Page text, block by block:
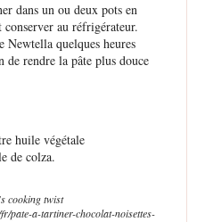
dans un ou deux pots en
au réfrigérateur.
Newtella quelques heures
rendre la pâte plus douce
huile végétale
de colza.
cooking twist
pate-a-tartiner-chocolat-noisettes-